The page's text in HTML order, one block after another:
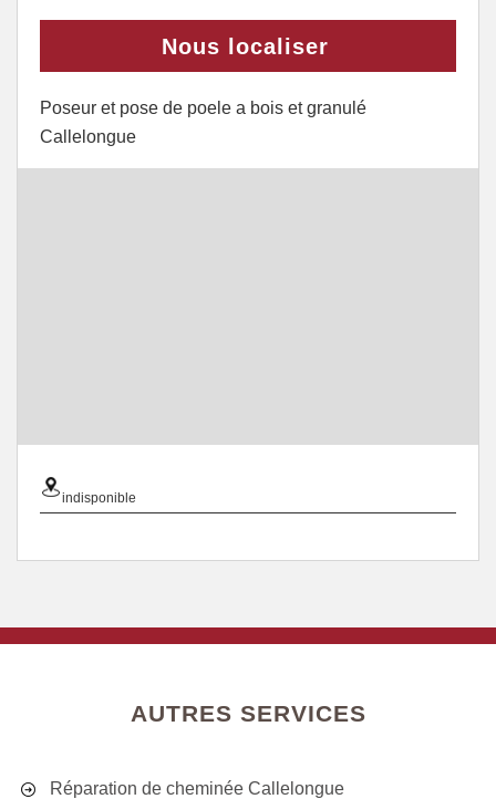
Nous localiser
Poseur et pose de poele a bois et granulé
Callelongue
indisponible
AUTRES SERVICES
Réparation de cheminée Callelongue